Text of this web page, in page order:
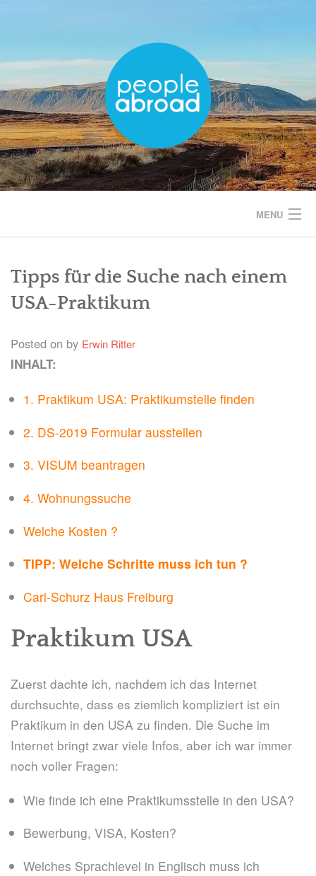
MENU
EUROPA
ASIEN
AFRIKA
OZEANIEN
WELTREISE
GESELLSCHAFT & UNSERE ZEIT
Tipps für die Suche nach einem
USA-Praktikum
Posted on by Erwin Ritter
INHALT:
1. Praktikum USA: Praktikumstelle finden
2. DS-2019 Formular ausstellen
3. VISUM beantragen
4. Wohnungssuche
Welche Kosten ?
TIPP: Welche Schritte muss ich tun ?
Carl-Schurz Haus Freiburg
Praktikum USA
Zuerst dachte ich, nachdem ich das Internet
durchsuchte, dass es ziemlich kompliziert ist ein
Praktikum in den USA zu finden. Die Suche im
Internet bringt zwar viele Infos, aber ich war immer
noch voller Fragen:
Wie finde ich eine Praktikumsstelle in den USA?
Bewerbung, VISA, Kosten?
Welches Sprachlevel in Englisch muss ich